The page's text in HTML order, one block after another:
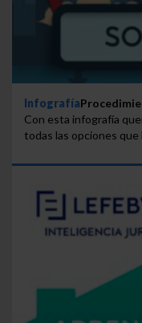
Infografía
Con esta infografía
todas las opciones que